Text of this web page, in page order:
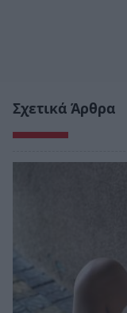
Σχετικά Άρθρα